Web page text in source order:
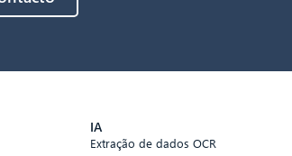
IA
Extração de dados OCR